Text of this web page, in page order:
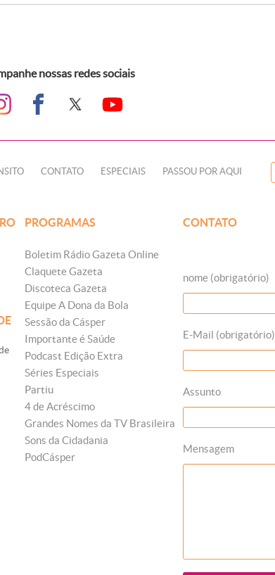
nossas redes sociais
CONTATO ESPECIAIS PASSOU POR AQUI
PROGRAMAS
Boletim Rádio Gazeta Online
Claquete Gazeta
Discoteca Gazeta
Equipe A Dona da Bola
Sessão da Cásper
Importante é Saúde
Podcast Edição Extra
Séries Especiais
Partiu
4 de Acréscimo
Grandes Nomes da TV Brasileira
Sons da Cidadania
PodCásper
CONTATO
nome (obrigatório)
E-Mail (obrigatório)
Assunto
Mensagem